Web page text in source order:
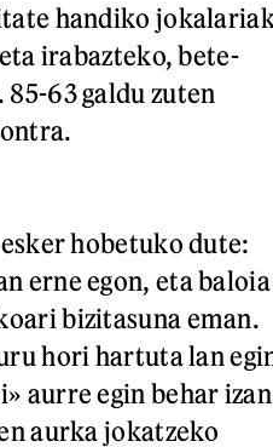
handiko
irabazteko, bete-
63 galdu zuten
hobetuko dute:
erne egon, eta baloia
bizitasuna eman.
hori hartuta lan
aurre egin behar izan
aurka jokatzeko